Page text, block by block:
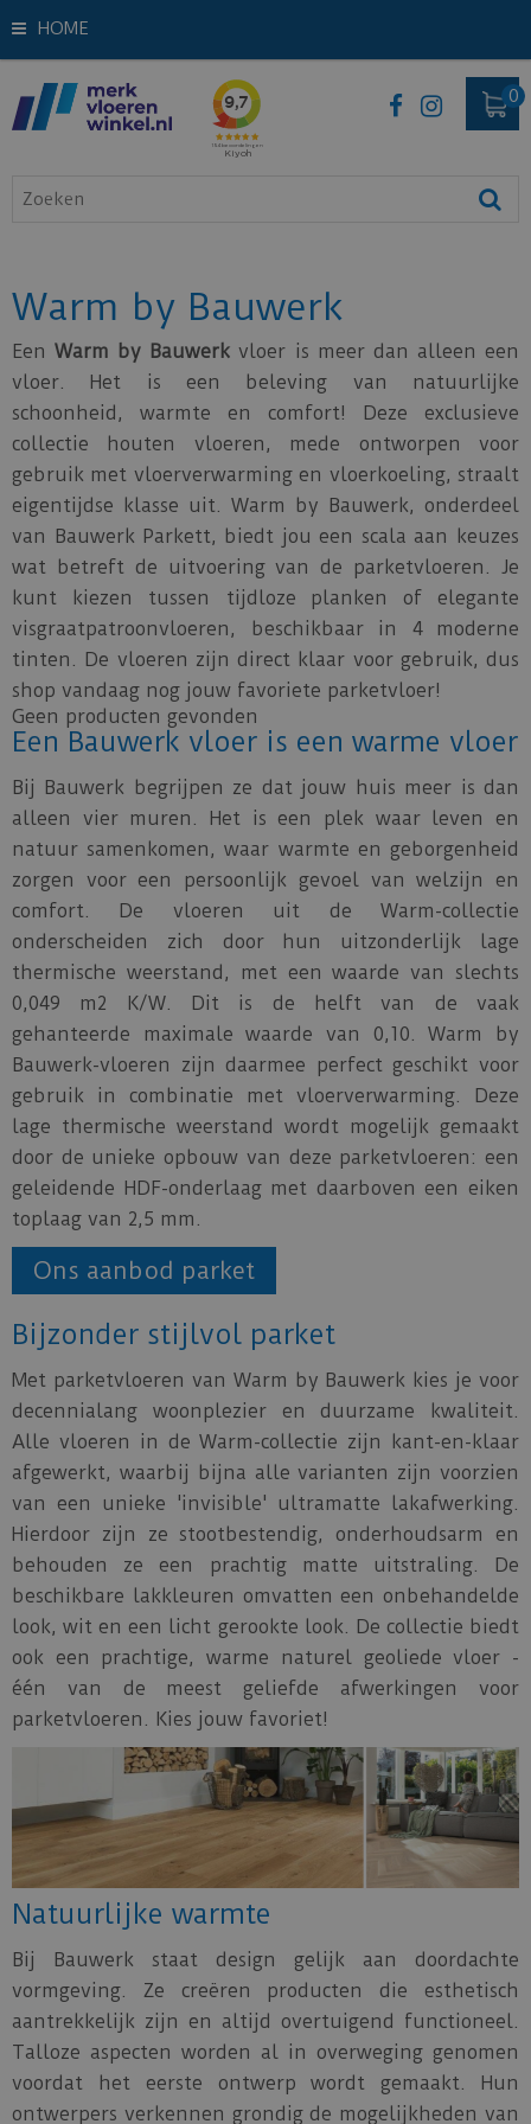
HOME
Warm by Bauwerk
EenWarm by Bauwerk vloer is meer dan alleen een
vloer. Het is een beleving van natuurlijke
schoonheid, warmte en comfort! Deze exclusieve
collectie houten vloeren, mede ontworpen voor
gebruik met vloerverwarming en vloerkoeling, straalt
eigentijdse klasse uit. Warm by Bauwerk, onderdeel
van Bauwerk Parkett, biedt jou een scala aan keuzes
wat betreft de uitvoering van de parketvloeren. Je
kunt kiezen tussen tijdloze planken of elegante
visgraatpatroonvloeren, beschikbaar in 4 moderne
tinten. De vloeren zijn direct klaar voor gebruik, dus
shop vandaag nog jouw favoriete parketvloer!
Geen producten gevonden
Een Bauwerk vloer is een warme vloer
Bij Bauwerk begrijpen ze dat jouw huis meer is dan
alleen vier muren. Het is een plek waar leven en
natuur samenkomen, waar warmte en geborgenheid
zorgen voor een persoonlijk gevoel van welzijn en
comfort. De vloeren uit de Warm-collectie
onderscheiden zich door hun uitzonderlijk lage
thermische weerstand, met een waarde van slechts
0,049 m2 K/W. Dit is de helft van de vaak
gehanteerde maximale waarde van 0,10. Warm by
Bauwerk-vloeren zijn daarmee perfect geschikt voor
gebruik in combinatie met vloerverwarming. Deze
lage thermische weerstand wordt mogelijk gemaakt
door de unieke opbouw van deze parketvloeren: een
geleidende HDF-onderlaag met daarboven een eiken
toplaag van 2,5 mm.
Ons aanbod parket
Bijzonder stijlvol parket
Met parketvloeren van Warm by Bauwerk kies je voor
decennialang woonplezier en duurzame kwaliteit.
Alle vloeren in de Warm-collectie zijn kant-en-klaar
afgewerkt, waarbij bijna alle varianten zijn voorzien
van een unieke 'invisible' ultramatte lakafwerking.
Hierdoor zijn ze stootbestendig, onderhoudsarm en
behouden ze een prachtig matte uitstraling. De
beschikbare lakkleuren omvatten een onbehandelde
look, wit en een licht gerookte look. De collectie biedt
ook een prachtige, warme naturel geoliede vloer -
één van de meest geliefde afwerkingen voor
parketvloeren. Kies jouw favoriet!
Natuurlijke warmte
Bij Bauwerk staat design gelijk aan doordachte
vormgeving. Ze creëren producten die esthetisch
aantrekkelijk zijn en altijd overtuigend functioneel.
Talloze aspecten worden al in overweging genomen
voordat het eerste ontwerp wordt gemaakt. Hun
ontwerpers verkennen grondig de mogelijkheden van